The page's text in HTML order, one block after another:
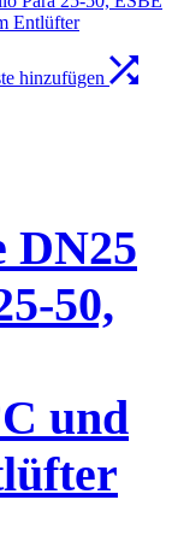
hinzufügen
DN25
50,
und